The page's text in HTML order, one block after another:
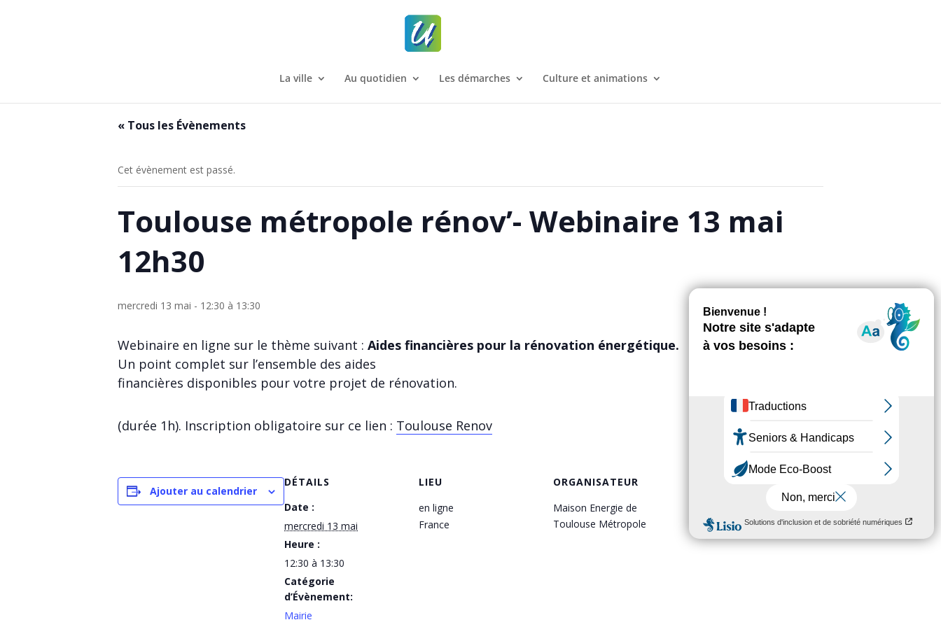
La ville Au quotidien Les démarches Culture et animations
« Tous les Évènements
Cet évènement est passé.
Toulouse métropole rénov’- Webinaire 13 mai
12h30
mercredi 13 mai - 12:30 à 13:30
Webinaire en ligne sur le thème suivant : Aides financières pour la rénovation énergétique.
Un point complet sur l’ensemble des aides
financières disponibles pour votre projet de rénovation.
(durée 1h). Inscription obligatoire sur ce lien : Toulouse Renov
Ajouter au calendrier
DÉTAILS
Date :
mercredi 13 mai
Heure :
12:30 à 13:30
Catégorie
d’Évènement:
Mairie
LIEU
en ligne
France
ORGANISATEUR
Maison Energie de
Toulouse Métropole